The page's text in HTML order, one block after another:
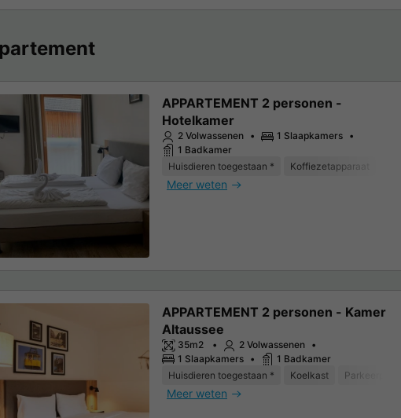
APPARTEMENT 2 personen -
Hotelkamer
2 Volwassenen
1 Slaapkamers
1 Badkamer
Huisdieren toegestaan *
Koffiezetapparaat
Meer weten
APPARTEMENT 2 personen - Kamer
Altaussee
35m2
2 Volwassenen
1 Slaapkamers
1 Badkamer
Huisdieren toegestaan *
Koelkast Parkeerplaats
Meer weten